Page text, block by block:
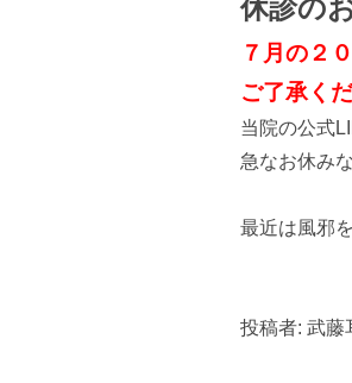
休診の
７月の２
ご了承くだ
当院の公式
急なお休み
最近は風邪
投稿者: 武藤